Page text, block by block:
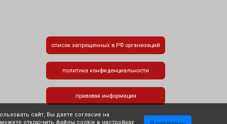
список запрещенных в РФ организаций
политика конфиденциальности
правовая информация
сайт, Вы даете согласие на
отключить файлы cookie в настройках